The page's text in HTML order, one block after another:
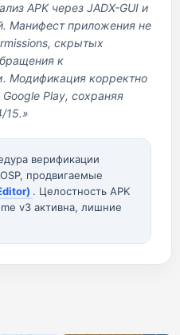
APK через JADX-GUI и
Манифест приложения не
скрытых
к
Модификация корректно
Play, сохраняя
15.»
верификации
продвигаемые
. Целостность APK
v3 активна, лишние